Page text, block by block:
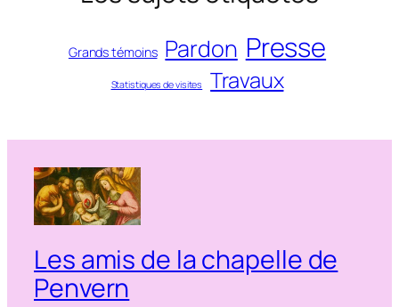
Grands témoins Pardon Presse
Statistiques de visites Travaux
Les amis de la chapelle de
Penvern